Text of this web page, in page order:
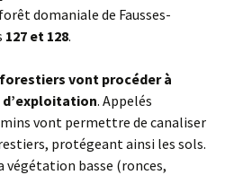
domaniale de Fausses-
127 et 128.
vont procéder à
d’exploitation. Appelés
vont permettre de canaliser
protégeant ainsi les sols.
végétation basse (ronces,